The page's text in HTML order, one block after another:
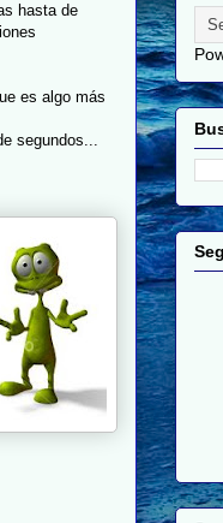
hasta de
es algo más
segundos...